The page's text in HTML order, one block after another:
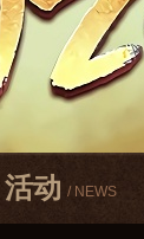
活动 / NEWS